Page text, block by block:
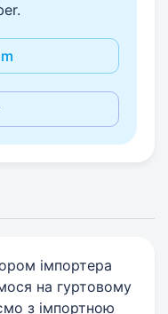
імпортера
на гуртовому
з імпортною